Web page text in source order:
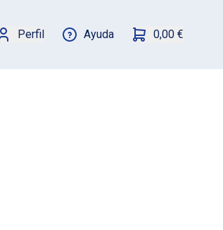
Perfil Ayuda 0,00 €